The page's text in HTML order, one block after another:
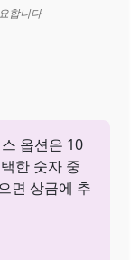
합니다
옵션은 10
한 숫자 중
면 상금에 추